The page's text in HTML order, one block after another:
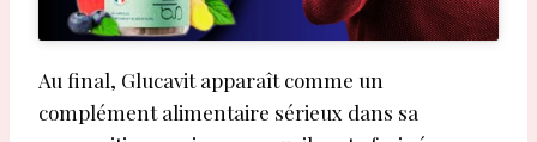
Au final, Glucavit apparaît comme un
complément alimentaire sérieux dans sa